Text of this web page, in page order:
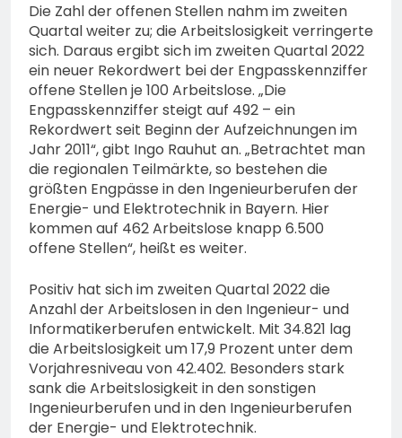
Die Zahl der offenen Stellen nahm im zweiten
Quartal weiter zu; die Arbeitslosigkeit verringerte
sich. Daraus ergibt sich im zweiten Quartal 2022
ein neuer Rekordwert bei der Engpasskennziffer
offene Stellen je 100 Arbeitslose. „Die
Engpasskennziffer steigt auf 492 – ein
Rekordwert seit Beginn der Aufzeichnungen im
Jahr 2011“, gibt Ingo Rauhut an. „Betrachtet man
die regionalen Teilmärkte, so bestehen die
größten Engpässe in den Ingenieurberufen der
Energie- und Elektrotechnik in Bayern. Hier
kommen auf 462 Arbeitslose knapp 6.500
offene Stellen“, heißt es weiter.
Positiv hat sich im zweiten Quartal 2022 die
Anzahl der Arbeitslosen in den Ingenieur- und
Informatikerberufen entwickelt. Mit 34.821 lag
die Arbeitslosigkeit um 17,9 Prozent unter dem
Vorjahresniveau von 42.402. Besonders stark
sank die Arbeitslosigkeit in den sonstigen
Ingenieurberufen und in den Ingenieurberufen
der Energie- und Elektrotechnik.